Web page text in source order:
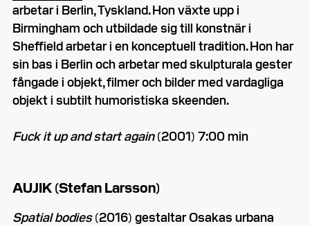
arbetar i Berlin, Tyskland. Hon växte upp i
Birmingham och utbildade sig till konstnär i
Sheffield arbetar i en konceptuell tradition. Hon har
sin bas i Berlin och arbetar med skulpturala gester
fångade i objekt, filmer och bilder med vardagliga
objekt i subtilt humoristiska skeenden.
Fuck it up and start again(2001) 7:00 min
AUJIK (Stefan Larsson)
Spatial bodies(2016) gestaltar Osakas urbana